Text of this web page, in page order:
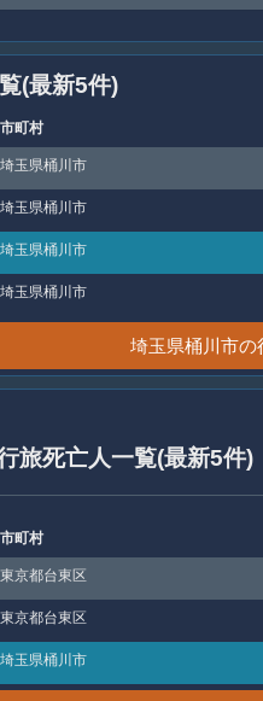
(最新5件)
市町村
埼玉県桶川市
埼玉県桶川市
埼玉県桶川市
埼玉県桶川市
埼玉県桶川市の
旅死亡人一覧(最新5件)
市町村
東京都台東区
東京都台東区
埼玉県桶川市